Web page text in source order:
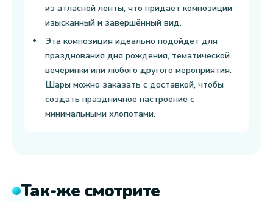
из атласной ленты, что придаёт композиции
изысканный и завершённый вид.
Эта композиция идеально подойдёт для
празднования дня рождения, тематической
вечеринки или любого другого мероприятия.
Шары можно заказать с доставкой, чтобы
создать праздничное настроение с
минимальными хлопотами.
Так-же смотрите